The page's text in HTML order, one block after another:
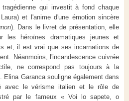
qui investit à fond chaque
et l'anime d'une émotion sincère
). Dans le livret de présentation, elle
les héroïnes dramatiques jeunes et
et, il est vrai que ses incarnations de
Néanmoins, l'incandescence cuivrée
ne correspond pas toujours à la
Garanca souligne également dans
avec le vérisme italien et le rôle de
par le fameux « Voi lo sapete, o